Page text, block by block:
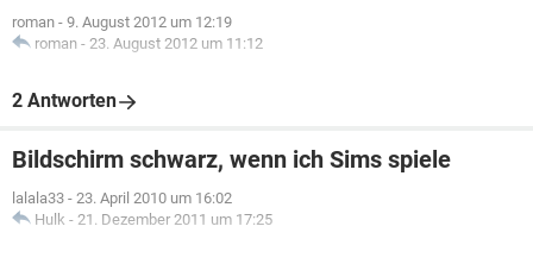
roman - 9. August 2012 um 12:19
roman - 23. August 2012 um 11:12
2 Antworten
Bildschirm schwarz, wenn ich Sims spiele
lalala33 - 23. April 2010 um 16:02
Hulk - 21. Dezember 2011 um 17:25